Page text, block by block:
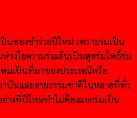
นของชำร่วยปีใหม่ เพราะร่มเป็น
วงใยความร่มเย็นเป็นสุขร่มโพธิ์ร่ม
หม่เป็นที่มาของประเพณีหรือ
บันและสายธรรมชาติในหลายที่ทั่ว
างที่ปีใหม่ทำไม่ต้องแจกร่มเป็น